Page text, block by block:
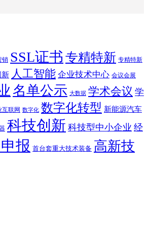
销 SSL证书 专精特新 专精特新
新 人工智能 企业技术中心 会议会展
名单公示 大数据 学术会议 学
互联网 数字化 数字化转型 新能源汽车
科技创新 科技型中小企业 经
报 首台套重大技术装备 高新技